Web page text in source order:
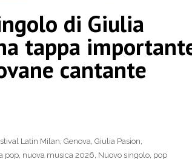
di Giulia
tappa
cantante
Latin Milan, Genova, Giulia Pasion,
pop, nuova musica 2026, Nuovo singolo, pop